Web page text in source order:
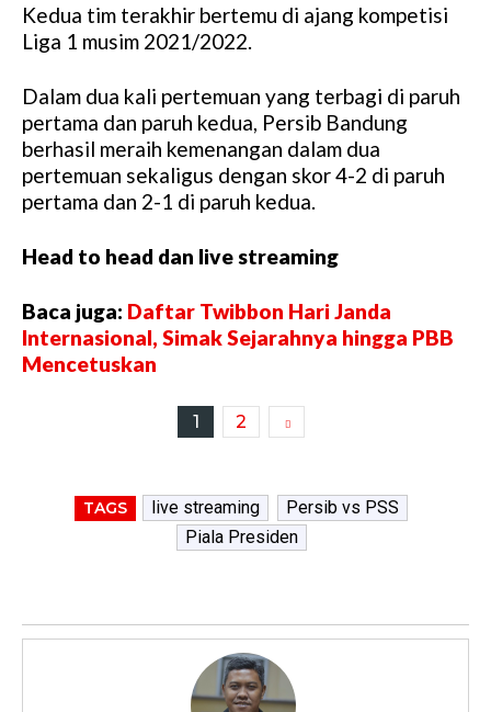
Kedua tim terakhir bertemu di ajang kompetisi
Liga 1 musim 2021/2022.
Dalam dua kali pertemuan yang terbagi di paruh
pertama dan paruh kedua, Persib Bandung
berhasil meraih kemenangan dalam dua
pertemuan sekaligus dengan skor 4-2 di paruh
pertama dan 2-1 di paruh kedua.
Head to head dan live streaming
Baca juga: Daftar Twibbon Hari Janda
Internasional, Simak Sejarahnya hingga PBB
Mencetuskan
1 2
TAGS live streaming
Persib vs PSS
Piala Presiden